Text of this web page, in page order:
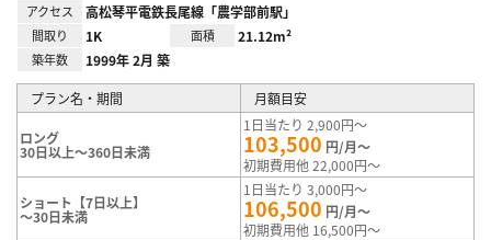
アクセス 高松琴平電鉄長尾線「農学部前駅」
間取り 1K 面積 21.12m²
築年数 1999年 2月 築
プラン名・期間 月額目安
ロング
30日以上～360日未満
1日当たり 2,900円～
103,500 円/月～
初期費用他 22,000円～
ショート【7日以上】
～30日未満
1日当たり 3,000円～
106,500 円/月～
初期費用他 16,500円～